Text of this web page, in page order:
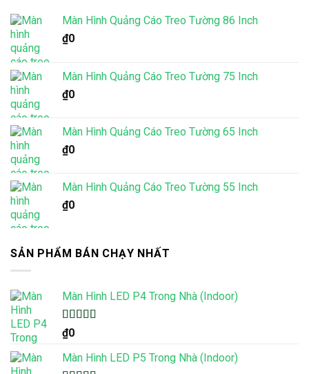
Màn Hình Quảng Cáo Treo Tường 86 Inch
₫0
Màn Hình Quảng Cáo Treo Tường 75 Inch
₫0
Màn Hình Quảng Cáo Treo Tường 65 Inch
₫0
Màn Hình Quảng Cáo Treo Tường 55 Inch
₫0
SẢN PHẨM BÁN CHẠY NHẤT
Màn Hình LED P4 Trong Nhà (Indoor)
Được xếp
hạng
sao
₫0
Màn Hình LED P5 Trong Nhà (Indoor)